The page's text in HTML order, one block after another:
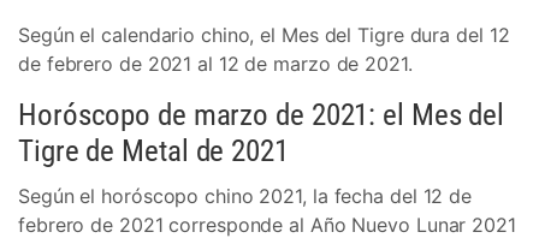
Según el calendario chino, el Mes del Tigre dura del 12
de febrero de 2021 al 12 de marzo de 2021.
Horóscopo de marzo de 2021: el Mes del
Tigre de Metal de 2021
Según el horóscopo chino 2021, la fecha del 12 de
febrero de 2021 corresponde al Año Nuevo Lunar 2021